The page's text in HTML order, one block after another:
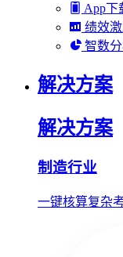
App下
绩效
智数
解决方案
解决方案
制造行业
一键核算复杂